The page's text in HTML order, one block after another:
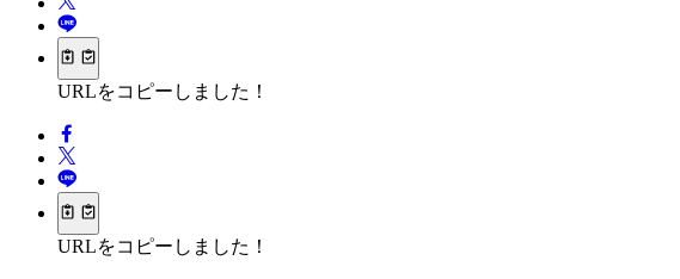
URLをコピーしました！
URLをコピーしました！